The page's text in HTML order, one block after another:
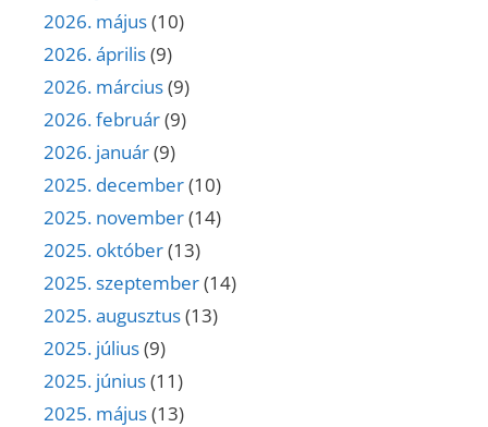
2026. május(10)
2026. április(9)
2026. március(9)
2026. február(9)
2026. január(9)
2025. december(10)
2025. november(14)
2025. október(13)
2025. szeptember(14)
2025. augusztus(13)
2025. július(9)
2025. június(11)
2025. május(13)